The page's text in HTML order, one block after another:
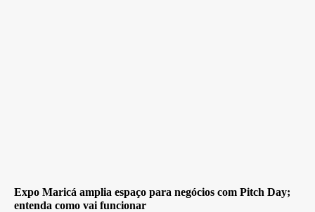
Expo Maricá amplia espaço para negócios com Pitch Day;
entenda como vai funcionar